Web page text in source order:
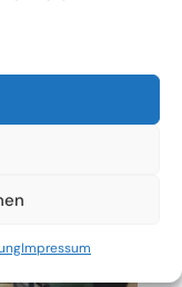
Impressum